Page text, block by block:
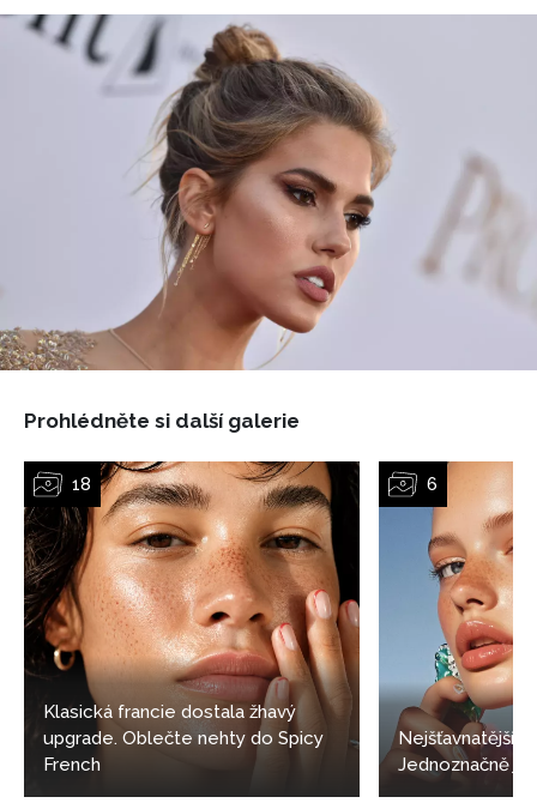
Prohlédněte si další galerie
Klasická francie dostala žhavý
upgrade. Oblečte nehty do Spicy
French
Nejšťavnatější
Jednoznačně